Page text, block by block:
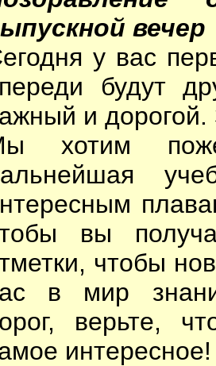
вечер
у вас
будут
и дорогой.
хотим
вы
чтобы
в мир
верьте,
интересное!